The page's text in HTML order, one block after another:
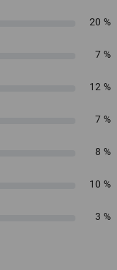
20 %
7 %
12 %
7 %
8 %
10 %
3 %